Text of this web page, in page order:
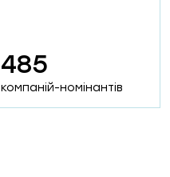
485
95
компаній-номінантів